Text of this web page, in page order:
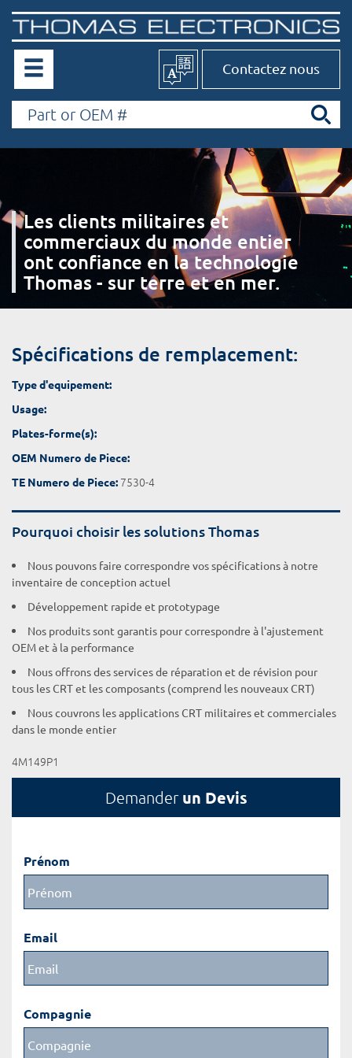
Contactez nous
Les clients militaires et
commerciaux du monde entier
ont confiance en la technologie
Thomas - sur terre et en mer.
Spécifications de remplacement:
Type d'equipement:
Usage:
Plates-forme(s):
OEM Numero de Piece:
TE Numero de Piece: 7530-4
Pourquoi choisir les solutions Thomas
Nous pouvons faire correspondre vos spécifications à notre
inventaire de conception actuel
Développement rapide et prototypage
Nos produits sont garantis pour correspondre à l'ajustement
OEM et à la performance
Nous offrons des services de réparation et de révision pour
tous les CRT et les composants (comprend les nouveaux CRT)
Nous couvrons les applications CRT militaires et commerciales
dans le monde entier
4M149P1
Demander un Devis
Prénom
Email
Compagnie